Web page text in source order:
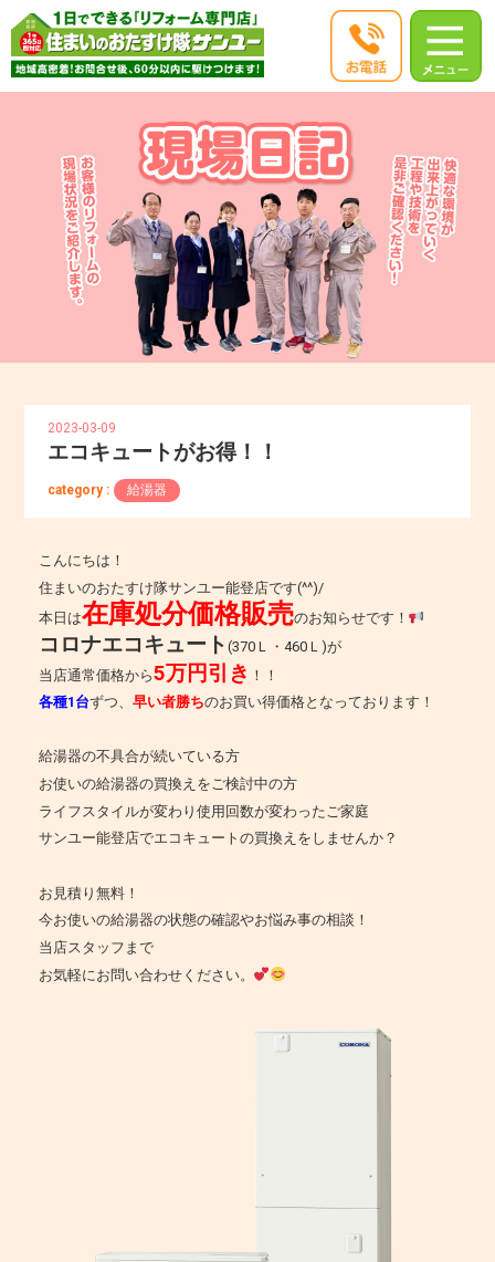
2023-03-09
エコキュートがお得！！
category : 給湯器
こんにちは！
住まいのおたすけ隊サンユー能登店です(^^)/
本日は在庫処分価格販売のお知らせです！
コロナエコキュート (370Ｌ・460Ｌ)が
当店通常価格から5万円引き ！！
各種1台ずつ、 早い者勝ちのお買い得価格となっております！
給湯器の不具合が続いている方
お使いの給湯器の買換えをご検討中の方
ライフスタイルが変わり使用回数が変わったご家庭
サンユー能登店でエコキュートの買換えをしませんか？
お見積り無料！
今お使いの給湯器の状態の確認やお悩み事の相談！
当店スタッフまで
お気軽にお問い合わせください。